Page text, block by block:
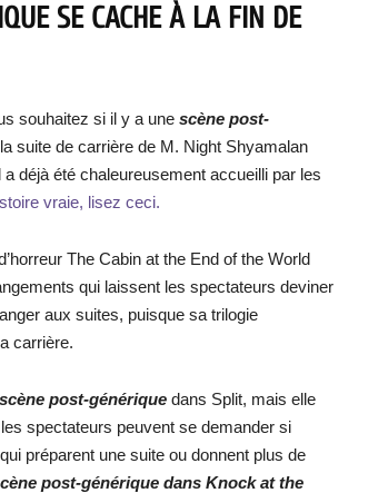
SE CACHE À LA FIN DE
souhaitez si il y a une scène post-
suite de carrière de M. Night Shyamalan
déjà été chaleureusement accueilli par les
vraie, lisez ceci.
The Cabin at the End of the World
qui laissent les spectateurs deviner
aux suites, puisque sa trilogie
carrière.
scène post-générique dans Split, mais elle
spectateurs peuvent se demander si
qui préparent une suite ou donnent plus de
post-générique dans Knock at the